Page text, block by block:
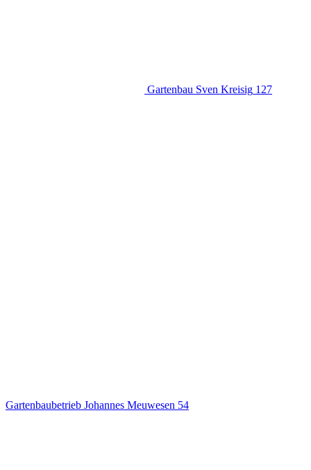
Gartenbau Sven Kreisig 127
Gartenbaubetrieb Johannes Meuwesen 54